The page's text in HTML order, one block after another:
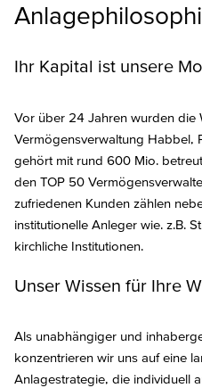
Ihr Kapital ist unsere
Vor über 24 Jahren wurden die
Vermögensverwaltung Habbel,
gehört mit rund 600 Mio.
den TOP 50
zufriedenen Kunden zählen
institutionelle Anleger wie. z.B.
kirchliche Institutionen.
Unser Wissen für Ihre
Als unabhängiger und
konzentrieren wir uns auf eine
Anlagestrategie, die individuell